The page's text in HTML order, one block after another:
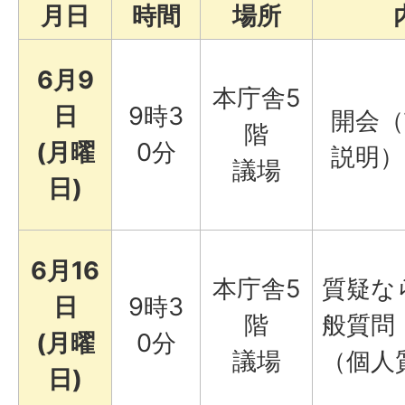
月日
時間 場所
6月9
日
(月曜
日)
9時3
0分
本庁舎5
階
議場
開会
説明）
6月16
日
(月曜
日)
9時3
0分
本庁舎5
階
議場
質疑な
般質問
（個